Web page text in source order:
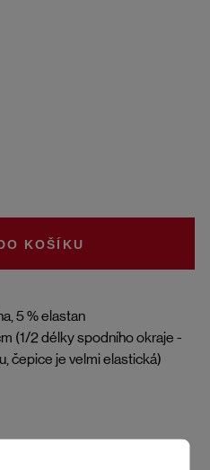
5 % elastan
(1/2 délky spodního okraje -
čepice je velmi elastická)
KOŠÍKU